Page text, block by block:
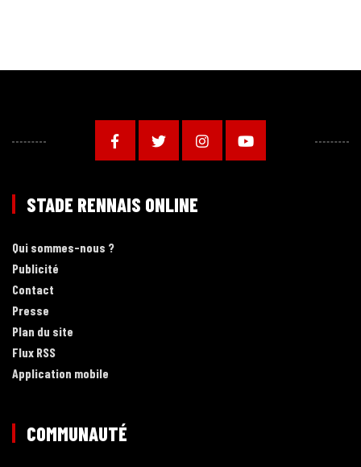
STADE RENNAIS ONLINE
Qui sommes-nous ?
Publicité
Contact
Presse
Plan du site
Flux RSS
Application mobile
COMMUNAUTÉ